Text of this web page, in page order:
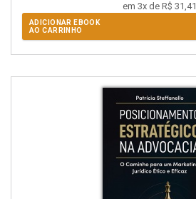
em 3x de R$ 31,41
ADICIONAR EBOOK
AO CARRINHO